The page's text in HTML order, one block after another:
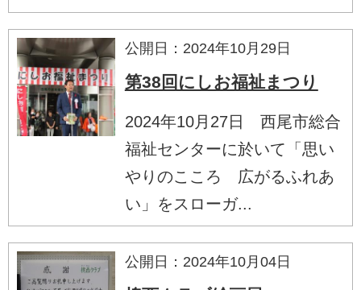
公開日：2024年10月29日
第38回にしお福祉まつり
2024年10月27日 西尾市総合
福祉センターに於いて「思い
やりのこころ 広がるふれあ
い」をスローガ...
公開日：2024年10月04日